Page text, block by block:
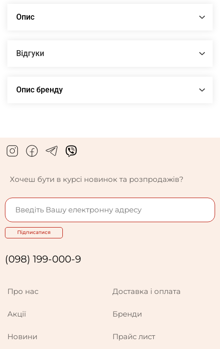
Опис
Відгуки
Опис бренду
Хочеш бути в курсі новинок та розпродажів?
Підписатися
(098) 199-000-9
Про нас Доставка і оплата
Акції Бренди
Новини Прайс лист